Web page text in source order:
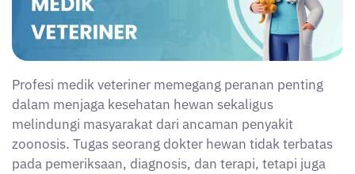
Profesi medik veteriner memegang peranan penting
dalam menjaga kesehatan hewan sekaligus
melindungi masyarakat dari ancaman penyakit
zoonosis. Tugas seorang dokter hewan tidak terbatas
pada pemeriksaan, diagnosis, dan terapi, tetapi juga